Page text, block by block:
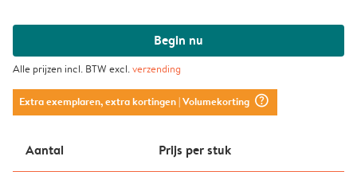
Begin nu
Alle prijzen incl. BTW excl.verzending
Extra exemplaren, extra kortingen| Volumekorting question_mark_circle
Aantal Prijs per stuk